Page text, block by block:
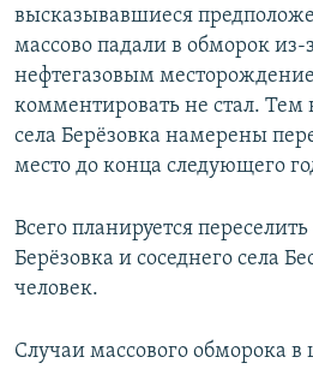
высказывавшиеся
массово падали в обморок из-
нефтегазовым
комментировать не стал.
села Берёзовка намерены
место до конца следующего
Всего планируется
Берёзовка и соседнего села
человек.
Случаи массового обморока в